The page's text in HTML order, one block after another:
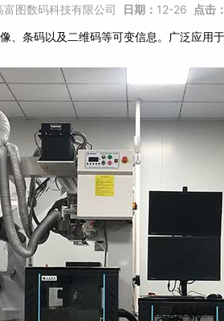
富图数码科技有限公司 日期： 12-26 点击：
条码以及二维码等可变信息。广泛应用